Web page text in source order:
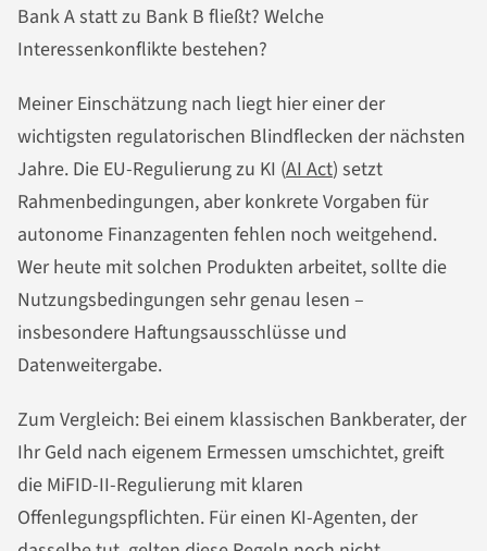
Bank A statt zu Bank B fließt? Welche
Interessenkonflikte bestehen?
Meiner Einschätzung nach liegt hier einer der
wichtigsten regulatorischen Blindflecken der nächsten
Jahre. Die EU-Regulierung zu KI (AI Act) setzt
Rahmenbedingungen, aber konkrete Vorgaben für
autonome Finanzagenten fehlen noch weitgehend.
Wer heute mit solchen Produkten arbeitet, sollte die
Nutzungsbedingungen sehr genau lesen –
insbesondere Haftungsausschlüsse und
Datenweitergabe.
Zum Vergleich: Bei einem klassischen Bankberater, der
Ihr Geld nach eigenem Ermessen umschichtet, greift
die MiFID-II-Regulierung mit klaren
Offenlegungspflichten. Für einen KI-Agenten, der